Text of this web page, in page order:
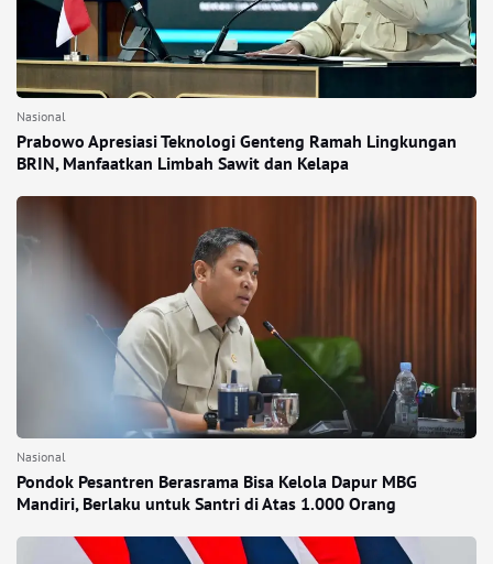
Nasional
Prabowo Apresiasi Teknologi Genteng Ramah Lingkungan
BRIN, Manfaatkan Limbah Sawit dan Kelapa
Nasional
Pondok Pesantren Berasrama Bisa Kelola Dapur MBG
Mandiri, Berlaku untuk Santri di Atas 1.000 Orang